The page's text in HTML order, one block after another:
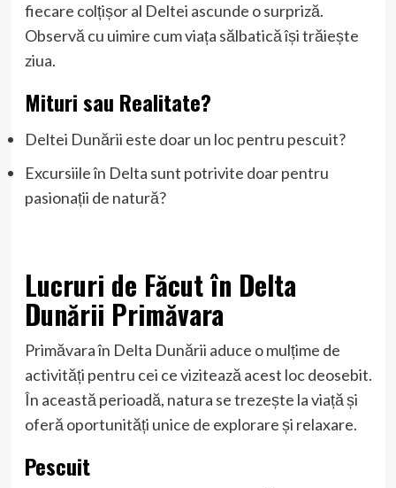
fiecare colțișor al Deltei ascunde o surpriză.
Observă cu uimire cum viața sălbatică își trăiește
ziua.
Mituri sau Realitate?
Deltei Dunării este doar un loc pentru pescuit?
Excursiile în Delta sunt potrivite doar pentru
pasionații de natură?
Lucruri de Făcut în Delta
Dunării Primăvara
Primăvara în Delta Dunării aduce o mulțime de
activități pentru cei ce vizitează acest loc deosebit.
În această perioadă, natura se trezește la viață și
oferă oportunități unice de explorare și relaxare.
Pescuit